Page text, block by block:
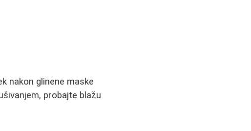
nakon glinene maske
probajte blažu